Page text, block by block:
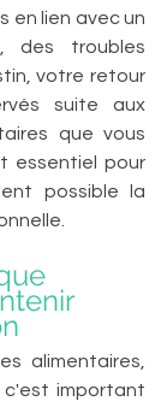
en lien avec un
des troubles
votre retour
suite aux
que vous
essentiel pour
possible la
alimentaires,
important